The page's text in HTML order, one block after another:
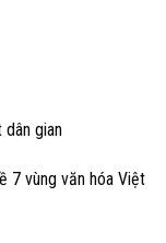
gian
7 vùng văn hóa Việt